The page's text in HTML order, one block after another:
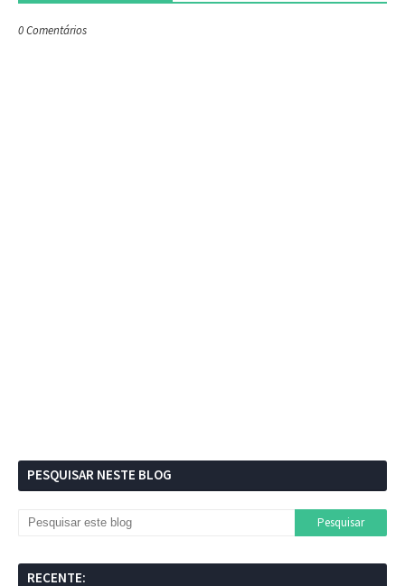
0 Comentários
PESQUISAR NESTE BLOG
RECENTE: